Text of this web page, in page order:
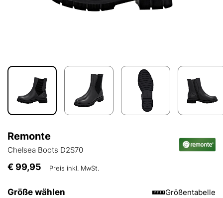
Remonte
Chelsea Boots D2S70
€ 99,95 Preis inkl. MwSt.
Größe wählen Größentabelle